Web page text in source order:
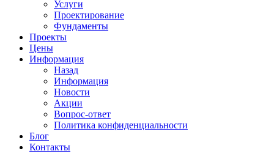
Услуги
Проектирование
Фундаменты
Проекты
Цены
Информация
Назад
Информация
Новости
Акции
Вопрос-ответ
Политика конфиденциальности
Блог
Контакты